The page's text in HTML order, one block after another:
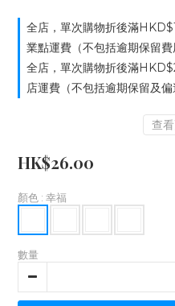
全店，單次購物折後滿
業點運費（不包括逾期保留費
全店，單次購物折後滿
店運費（不包括逾期保留及偏
查
HK$26.00
顏色 : 幸福
數量